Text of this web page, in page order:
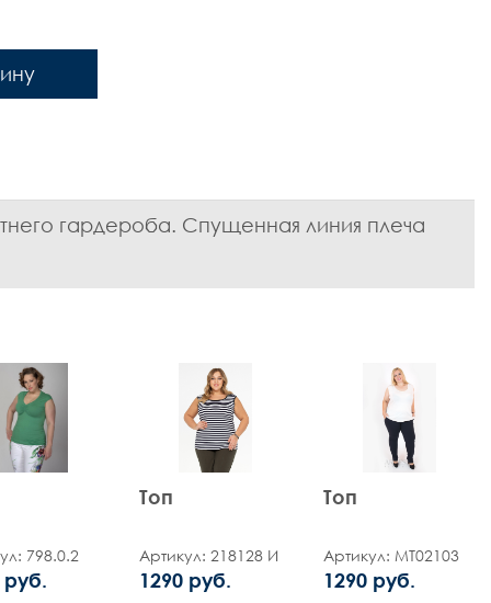
гардероба. Спущенная линия плеча
798.0.2
руб.
Топ
Артикул: 218128 И
1290 руб.
Топ
Артикул: MT02103
1290 руб.